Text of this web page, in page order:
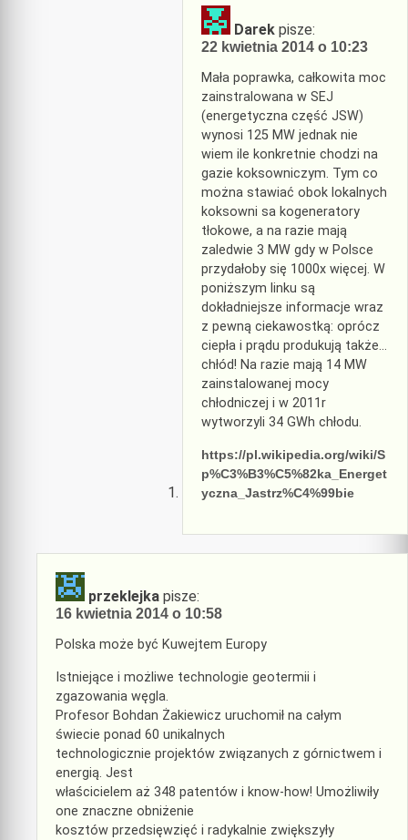
Darek pisze:
22 kwietnia 2014 o 10:23
Mała poprawka, całkowita moc
zainstralowana w SEJ
(energetyczna część JSW)
wynosi 125 MW jednak nie
wiem ile konkretnie chodzi na
gazie koksowniczym. Tym co
można stawiać obok lokalnych
koksowni sa kogeneratory
tłokowe, a na razie mają
zaledwie 3 MW gdy w Polsce
przydałoby się 1000x więcej. W
poniższym linku są
dokładniejsze informacje wraz
z pewną ciekawostką: oprócz
ciepła i prądu produkują także…
chłód! Na razie mają 14 MW
zainstalowanej mocy
chłodniczej i w 2011r
wytworzyli 34 GWh chłodu.
https://pl.wikipedia.org/wiki/S
p%C3%B3%C5%82ka_Energet
yczna_Jastrz%C4%99bie
przeklejka pisze:
16 kwietnia 2014 o 10:58
Polska może być Kuwejtem Europy
Istniejące i możliwe technologie geotermii i
zgazowania węgla.
Profesor Bohdan Żakiewicz uruchomił na całym
świecie ponad 60 unikalnych
technologicznie projektów związanych z górnictwem i
energią. Jest
właścicielem aż 348 patentów i know-how! Umożliwiły
one znaczne obniżenie
kosztów przedsięwzięć i radykalnie zwiększyły